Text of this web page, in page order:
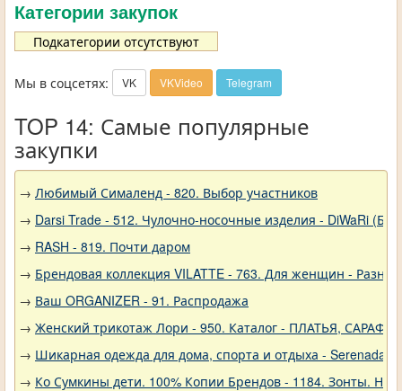
Категории закупок
Подкатегории отсутствуют
Мы в соцсетях: VK VKVideo Telegram
TOP 14: Самые популярные
закупки
→ Любимый Сималенд - 820. Выбор участников
→ Darsi Trade - 512. Чулочно-носочные изделия - DiWaRi
→ RASH - 819. Почти даром
→ Брендовая коллекция VILATTE - 763. Для женщин - Разное
→ Ваш ORGANIZER - 91. Распродажа
→ Женский трикотаж Лори - 950. Каталог - ПЛАТЬЯ,
→ Шикарная одежда для дома, спорта и отдыха - Serenada -
→ Ко Сумкины дети. 100% Копии Брендов - 1184. Зонты.